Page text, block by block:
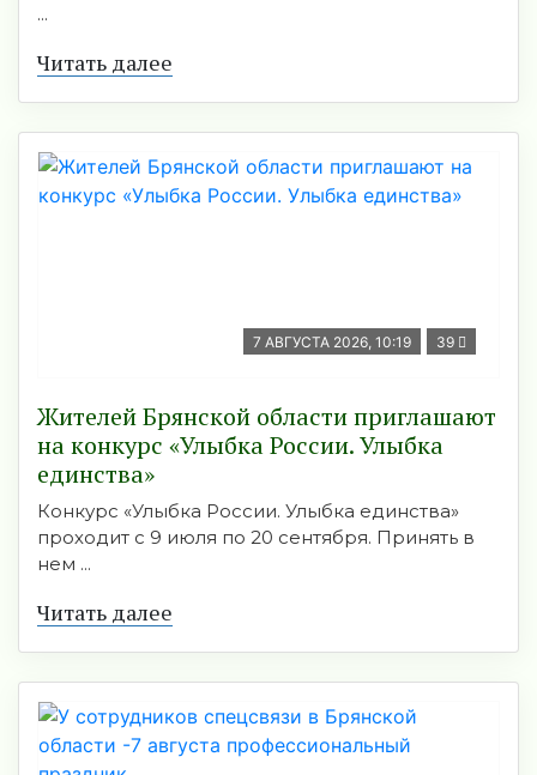
...
Читать далее
7 АВГУСТА 2026, 10:19 39
Жителей Брянской области приглашают
на конкурс «Улыбка России. Улыбка
единства»
Конкурс «Улыбка России. Улыбка единства»
проходит с 9 июля по 20 сентября. Принять в
нем ...
Читать далее